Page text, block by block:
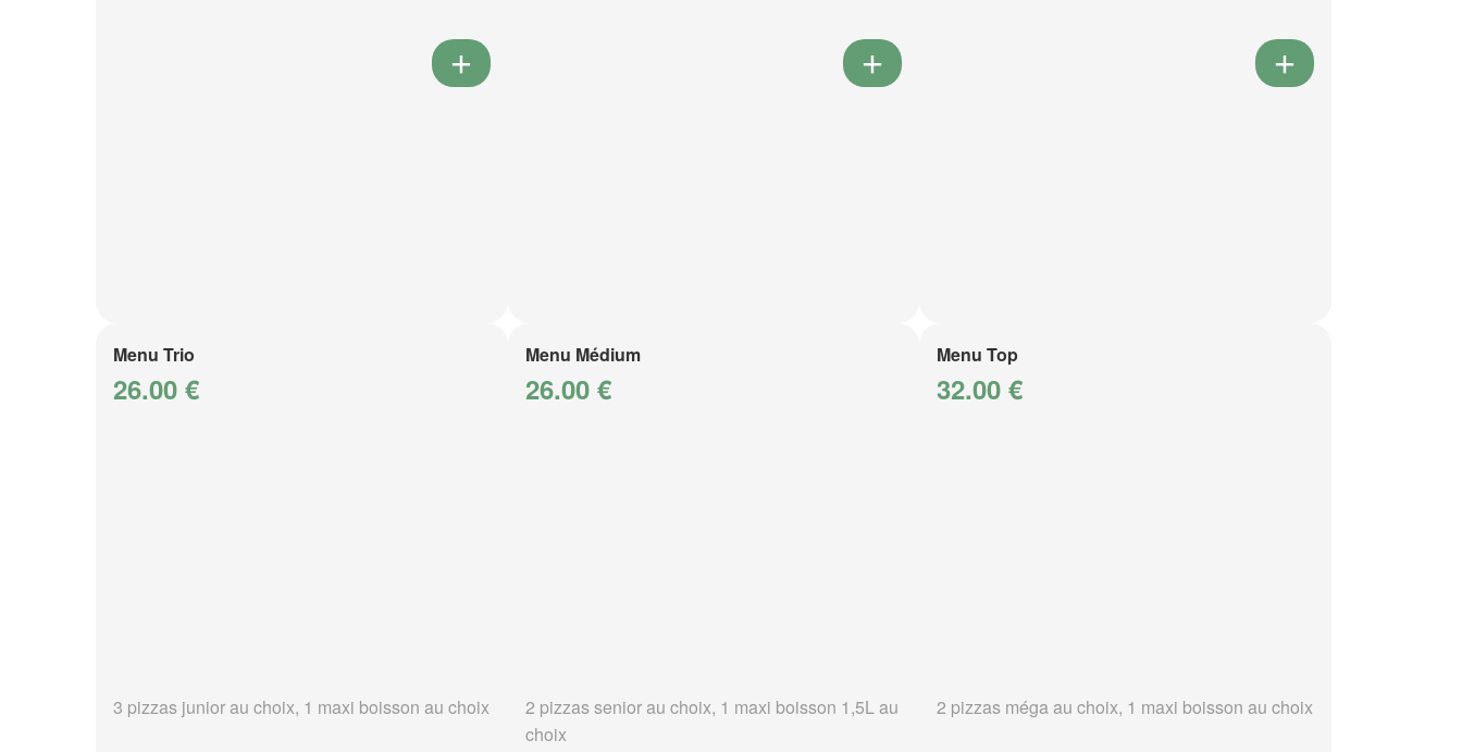
Menu Trio
26.00 €
3 pizzas junior au choix, 1 maxi boisson au choix
Menu Médium
26.00 €
2 pizzas senior au choix, 1 maxi boisson 1,5L au
choix
Menu Top
32.00 €
2 pizzas méga au choix, 1 maxi boisson au choix